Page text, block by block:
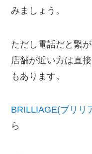
みましょう。
ただし電話だと繋
店舗が近い方は直
もあります。
BRILLIAGE(ブリリ
ら